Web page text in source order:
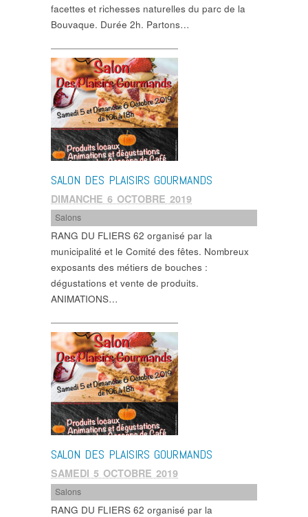
facettes et richesses naturelles du parc de la
Bouvaque. Durée 2h. Partons…
SALON DES PLAISIRS GOURMANDS
DIMANCHE 6 OCTOBRE 2019
Salons
RANG DU FLIERS 62 organisé par la
municipalité et le Comité des fêtes. Nombreux
exposants des métiers de bouches :
dégustations et vente de produits.
ANIMATIONS…
SALON DES PLAISIRS GOURMANDS
SAMEDI 5 OCTOBRE 2019
Salons
RANG DU FLIERS 62 organisé par la